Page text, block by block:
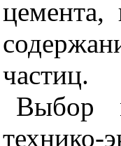
цемента,
частиц.
Выбор
технико-